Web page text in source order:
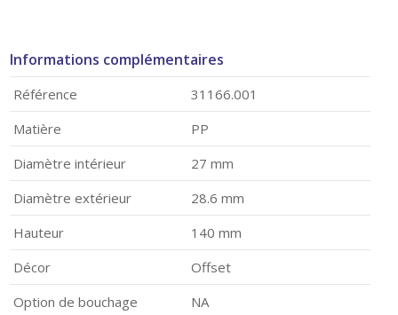
Informations complémentaires
Référence
31166.001
Matière
PP
Diamètre intérieur
27 mm
Diamètre extérieur
28.6 mm
Hauteur
140 mm
Décor
Offset
Option de bouchage
NA